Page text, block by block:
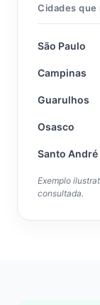
Cidades que
São Paulo
Campinas
Guarulhos
Osasco
Santo André
Exemplo
consultada.